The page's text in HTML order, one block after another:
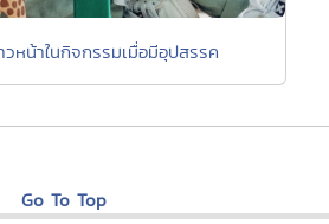
วหน้าในกิจกรรมเมื่อมีอุปสรรค
Go To Top